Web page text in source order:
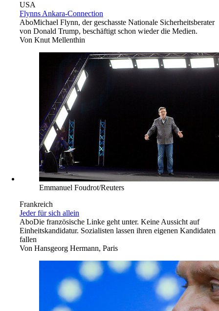
USA
Flynns Ankara-Connection
AboMichael Flynn, der geschasste Nationale Sicherheitsberater
von Donald Trump, beschäftigt schon wieder die Medien.
Von Knut Mellenthin
Emmanuel Foudrot/Reuters
Frankreich
Jeder für sich allein
AboDie französische Linke geht unter. Keine Aussicht auf
Einheitskandidatur. Sozialisten ­lassen ihren eigenen Kandidaten
fallen
Von Hansgeorg Hermann, Paris